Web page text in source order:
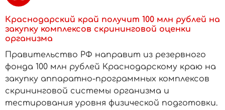
Краснодарский край получит 100 млн рублей на
закупку комплексов скрининговой оценки
организма
Правительство РФ направит из резервного
фонда 100 млн рублей Краснодарскому краю на
закупку аппаратно-программных комплексов
скрининговой системы организма и
тестирования уровня физической подготовки.